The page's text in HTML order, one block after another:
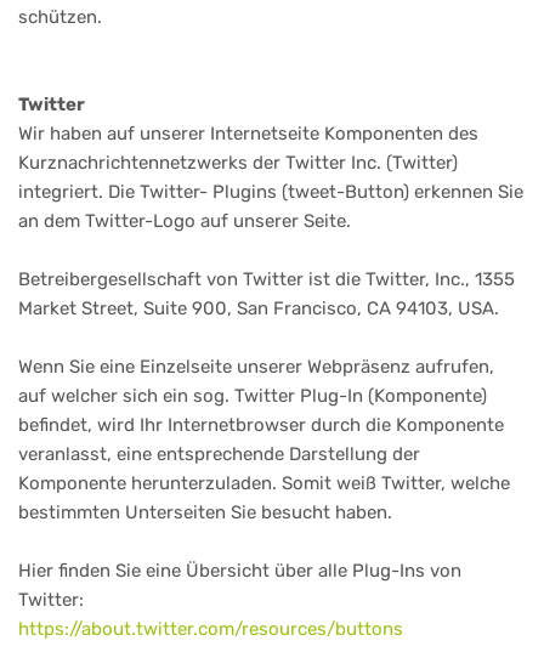
schützen.
Twitter
Wir haben auf unserer Internetseite Komponenten des
Kurznachrichtennetzwerks der Twitter Inc. (Twitter)
integriert. Die Twitter- Plugins (tweet-Button) erkennen Sie
an dem Twitter-Logo auf unserer Seite.
Betreibergesellschaft von Twitter ist die Twitter, Inc., 1355
Market Street, Suite 900, San Francisco, CA 94103, USA.
Wenn Sie eine Einzelseite unserer Webpräsenz aufrufen,
auf welcher sich ein sog. Twitter Plug-In (Komponente)
befindet, wird Ihr Internetbrowser durch die Komponente
veranlasst, eine entsprechende Darstellung der
Komponente herunterzuladen. Somit weiß Twitter, welche
bestimmten Unterseiten Sie besucht haben.
Hier finden Sie eine Übersicht über alle Plug-Ins von
Twitter:
https://about.twitter.com/resources/buttons